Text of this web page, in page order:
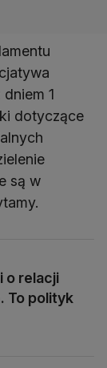
1
dotyczące
są w
o relacji
To polityk